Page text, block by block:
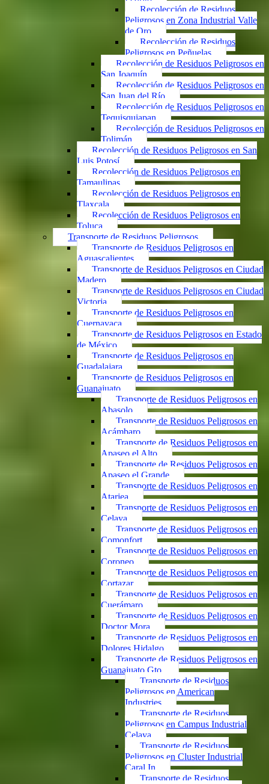
Recolección de Residuos
Peligrosos en Zona Industrial Valle
de Oro
Recolección de Residuos
Peligrosos en Peñuelas
Recolección de Residuos Peligrosos en
San Joaquín
Recolección de Residuos Peligrosos en
San Juan del Río
Recolección de Residuos Peligrosos en
Tequisquiapan
Recolección de Residuos Peligrosos en
Tolimán
Recolección de Residuos Peligrosos en San
Luis Potosí
Recolección de Residuos Peligrosos en
Tamaulipas
Recolección de Residuos Peligrosos en
Tlaxcala
Recolección de Residuos Peligrosos en
Toluca
Transporte de Residuos Peligrosos
Transporte de Residuos Peligrosos en
Aguascalientes
Transporte de Residuos Peligrosos en Ciudad
Madero
Transporte de Residuos Peligrosos en Ciudad
Victoria
Transporte de Residuos Peligrosos en
Cuernavaca
Transporte de Residuos Peligrosos en Estado
de México
Transporte de Residuos Peligrosos en
Guadalajara
Transporte de Residuos Peligrosos en
Guanajuato
Transporte de Residuos Peligrosos en
Abasolo
Transporte de Residuos Peligrosos en
Acámbaro
Transporte de Residuos Peligrosos en
Apaseo el Alto
Transporte de Residuos Peligrosos en
Apaseo el Grande
Transporte de Residuos Peligrosos en
Atarjea
Transporte de Residuos Peligrosos en
Celaya
Transporte de Residuos Peligrosos en
Comonfort
Transporte de Residuos Peligrosos en
Coroneo
Transporte de Residuos Peligrosos en
Cortazar
Transporte de Residuos Peligrosos en
Cuerámaro
Transporte de Residuos Peligrosos en
Doctor Mora
Transporte de Residuos Peligrosos en
Dolores Hidalgo
Transporte de Residuos Peligrosos en
Guanajuato Gto.
Transporte de Residuos
Peligrosos en American
Industries
Transporte de Residuos
Peligrosos en Campus Industrial
Celaya
Transporte de Residuos
Peligrosos en Cluster Industrial
Caral In
Transporte de Residuos